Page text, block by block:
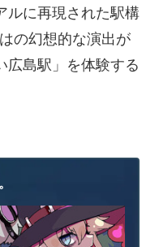
ルに再現された駅構
の幻想的な演出が
広島駅」を体験する